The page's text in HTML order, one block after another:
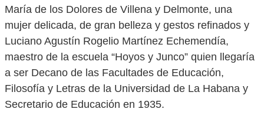
María de los Dolores de Villena y Delmonte, una
mujer delicada, de gran belleza y gestos refinados y
Luciano Agustín Rogelio Martínez Echemendía,
maestro de la escuela “Hoyos y Junco” quien llegaría
a ser Decano de las Facultades de Educación,
Filosofía y Letras de la Universidad de La Habana y
Secretario de Educación en 1935.